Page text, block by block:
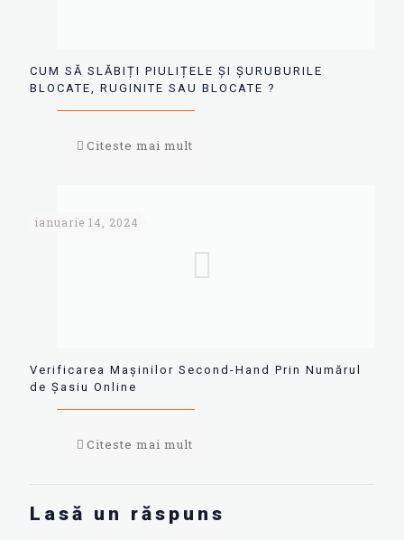
CUM SĂ SLĂBIȚI PIULIȚELE ȘI ȘURUBURILE
BLOCATE, RUGINITE SAU BLOCATE ?
Citeste mai mult
ianuarie 14, 2024
Verificarea Mașinilor Second-Hand Prin Numărul
de Șasiu Online
Citeste mai mult
Lasă un răspuns